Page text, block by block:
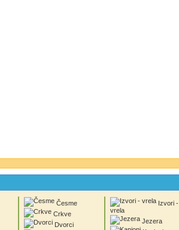
Česme
Crkve
Dvorci
Izvori -
vrela
Jezera